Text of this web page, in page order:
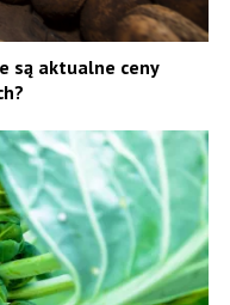
są aktualne ceny